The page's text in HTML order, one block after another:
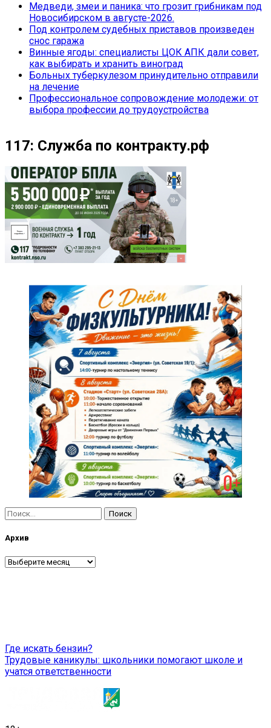
Медведи, змеи и паника: что грозит грибникам под
Новосибирском в августе-2026.
Под контролем судебных приставов произведен
снос гаража
Винные ягоды: специалисты ЦОК АПК дали совет,
как выбирать и хранить виноград
Больных туберкулезом принудительно отправили
на лечение
Профессиональное сопровождение молодежи: от
выбора профессии до трудоустройства
117: Служба по контракту.рф
Найти:
Архив
Архив
Навигация
по
Где искать бензин?
Трудовые каникулы: школьники помогают школе и
учатся ответственности